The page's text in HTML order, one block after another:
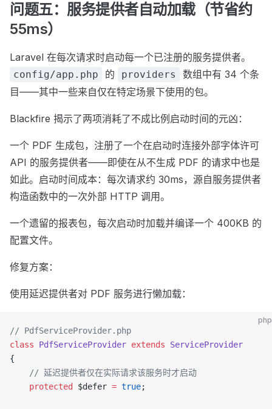
问题五：服务提供者自动加载（节省约
55ms）
Laravel 在每次请求时启动每一个已注册的服务提供者。
config/app.php 的 providers
数组中有 34 个条
目——其中一些来自仅在特定场景下使用的包。
Blackfire 揭示了两项消耗了不成比例启动时间的元凶：
一个 PDF 生成包，注册了一个在启动时连接外部字体许可
API 的服务提供者——即使在从不生成 PDF 的请求中也是
如此。启动时间成本：每次请求约 30ms，源自服务提供者
构造函数中的一次外部 HTTP 调用。
一个遗留的报表包，每次启动时加载并编译一个 400KB 的
配置文件。
修复方案：
使用延迟提供者对 PDF 服务进行懒加载：
php
// PdfServiceProvider.php
class PdfServiceProvider extends ServiceProvider
{
    // 延迟提供者仅在实际请求该服务时才启动
    protected
$defer = true;